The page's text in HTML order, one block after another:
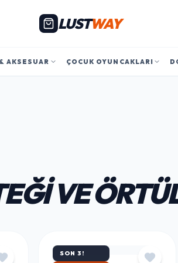
LUSTWAY
AKSESUAR ÇOCUK OYUNCAKLARI
VE
SON 3!